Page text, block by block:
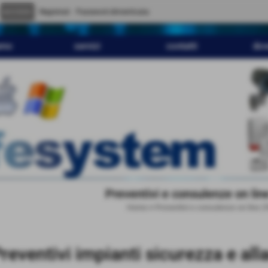
servizi contatti
Preventivi e consulenze on
impianti sicurezza e